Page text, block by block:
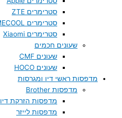
סטרימרים ZTE
סטרימרים MECOOL
סטרימרים Xiaomi
שעונים חכמים
שעונים CMF
שעונים HOCO
מדפסות ראשי דיו ומגרסות
מדפסות Brother
מדפסות הזרקת דיו
מדפסות לייזר